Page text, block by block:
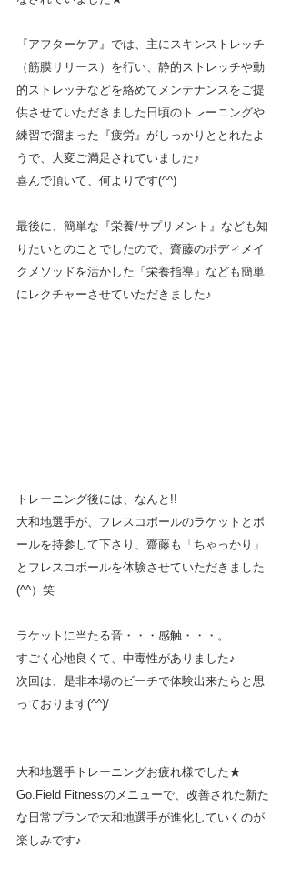
『アフターケア』では、主にスキンストレッチ
（筋膜リリース）を行い、静的ストレッチや動
的ストレッチなどを絡めてメンテナンスをご提
供させていただきました日頃のトレーニングや
練習で溜まった『疲労』がしっかりととれたよ
うで、大変ご満足されていました♪
喜んで頂いて、何よりです(^^)
最後に、簡単な『栄養/サプリメント』なども知
りたいとのことでしたので、齋藤のボディメイ
クメソッドを活かした「栄養指導」なども簡単
にレクチャーさせていただきました♪
トレーニング後には、なんと!!
大和地選手が、フレスコボールのラケットとボ
ールを持参して下さり、齋藤も「ちゃっかり」
とフレスコボールを体験させていただきました
(^^）笑
ラケットに当たる音・・・感触・・・。
すごく心地良くて、中毒性がありました♪
次回は、是非本場のビーチで体験出来たらと思
っております(^^)/
大和地選手トレーニングお疲れ様でした★
Go.Field Fitnessのメニューで、改善された新た
な日常プランで大和地選手が進化していくのが
楽しみです♪